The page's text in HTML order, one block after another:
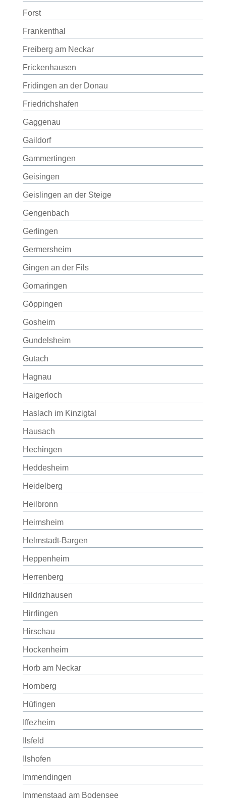
Forst
Frankenthal
Freiberg am Neckar
Frickenhausen
Fridingen an der Donau
Friedrichshafen
Gaggenau
Gaildorf
Gammertingen
Geisingen
Geislingen an der Steige
Gengenbach
Gerlingen
Germersheim
Gingen an der Fils
Gomaringen
Göppingen
Gosheim
Gundelsheim
Gutach
Hagnau
Haigerloch
Haslach im Kinzigtal
Hausach
Hechingen
Heddesheim
Heidelberg
Heilbronn
Heimsheim
Helmstadt-Bargen
Heppenheim
Herrenberg
Hildrizhausen
Hirrlingen
Hirschau
Hockenheim
Horb am Neckar
Hornberg
Hüfingen
Iffezheim
Ilsfeld
Ilshofen
Immendingen
Immenstaad am Bodensee